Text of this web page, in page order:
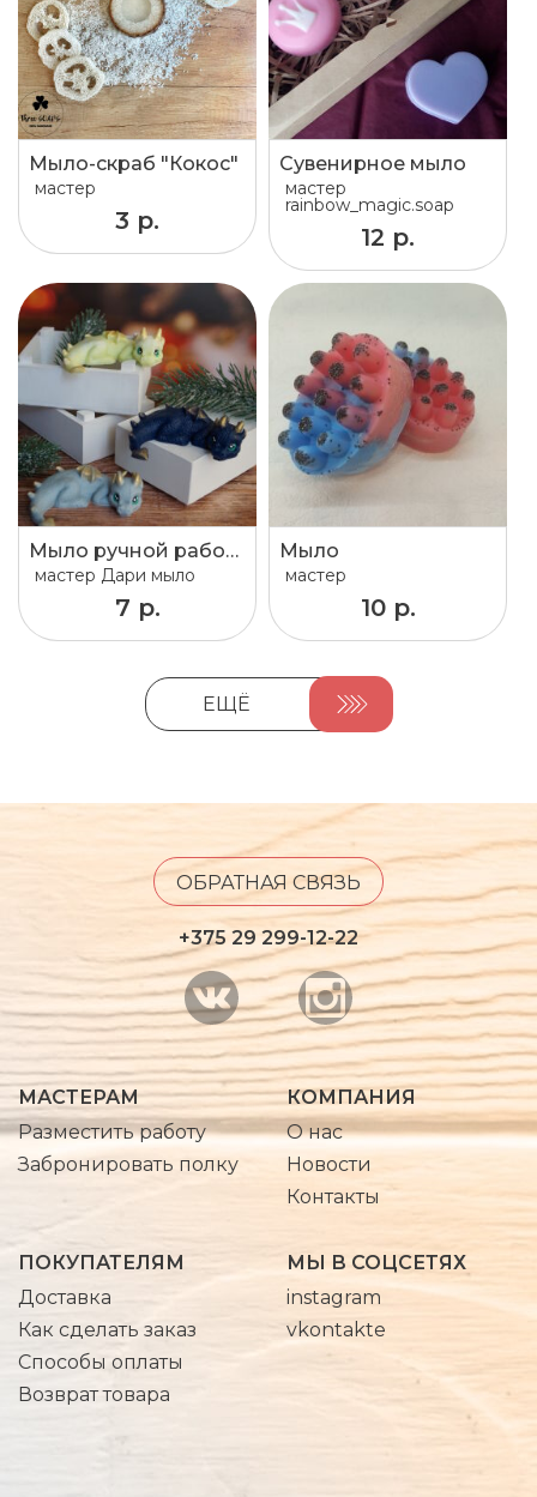
Мыло-скраб "Кокос"
мастер
3 р.
Сувенирное мыло
мастер
rainbow_magic.soap
12 р.
Мыло ручной работы, сувенирное мыло, сувенирное мыло ручной работы, букеты из мыла
мастер Дари мыло
7 р.
Мыло
мастер
10 р.
ЕЩЁ
ОБРАТНАЯ СВЯЗЬ
+375 29 299-12-22
МАСТЕРАМ
Разместить работу
Забронировать полку
КОМПАНИЯ
О нас
Новости
Контакты
ПОКУПАТЕЛЯМ
Доставка
Как сделать заказ
Способы оплаты
Возврат товара
МЫ В СОЦСЕТЯХ
instagram
vkontakte